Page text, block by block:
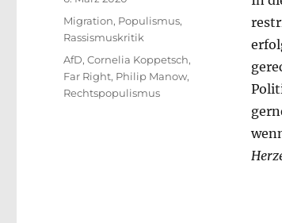
am
Kategorien
Migration, Populismus,
Rassismuskritik
Schlagwörter
AfD,Cornelia Koppetsch,
Far Right, Philip Manow,
Rechtspopulismus